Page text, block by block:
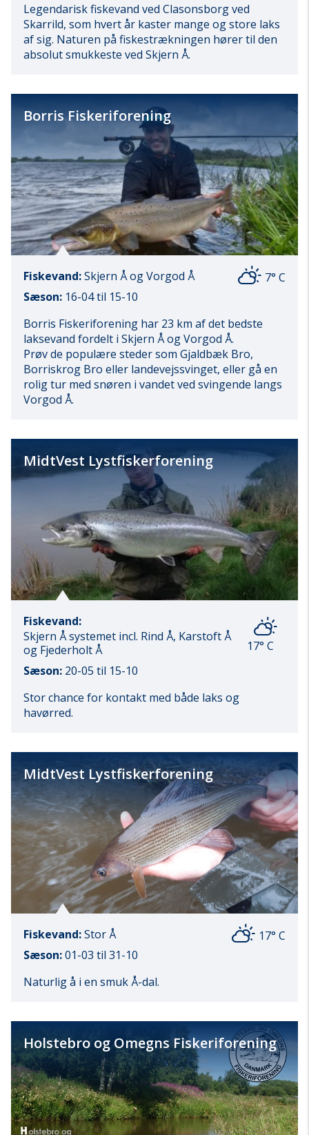
Legendarisk fiskevand ved Clasonsborg ved
Skarrild, som hvert år kaster mange og store laks
af sig. Naturen på fiskestrækningen hører til den
absolut smukkeste ved Skjern Å.
Borris Fiskeriforening
Fiskevand:Skjern Å og Vorgod Å
7° C
Sæson: 16-04 til 15-10
Borris Fiskeriforening har 23 km af det bedste
laksevand fordelt i Skjern Å og Vorgod Å.
Prøv de populære steder som Gjaldbæk Bro,
Borriskrog Bro eller landevejssvinget, eller gå en
rolig tur med snøren i vandet ved svingende langs
Vorgod Å.
MidtVest Lystfiskerforening
Fiskevand:
Skjern Å systemet incl. Rind Å, Karstoft Å
og Fjederholt Å
17° C
Sæson: 20-05 til 15-10
Stor chance for kontakt med både laks og
havørred.
MidtVest Lystfiskerforening
Fiskevand:Stor Å
17° C
Sæson:01-03 til 31-10
Naturlig å i en smuk Å-dal.
Holstebro og Omegns Fiskeriforening